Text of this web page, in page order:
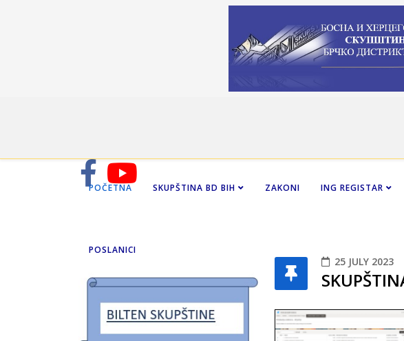
POČETNA SKUPŠTINA BD BIH ZAKONI ING REGISTAR
POSLANICI
25 JULY 2023